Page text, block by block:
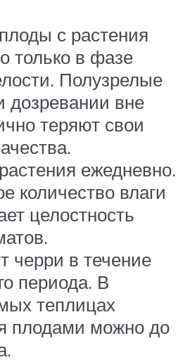
с растения
только в фазе
Полузрелые
дозревании вне
теряют свои
ежедневно.
количество влаги
целостность
черри в течение
периода. В
теплицах
плодами можно до